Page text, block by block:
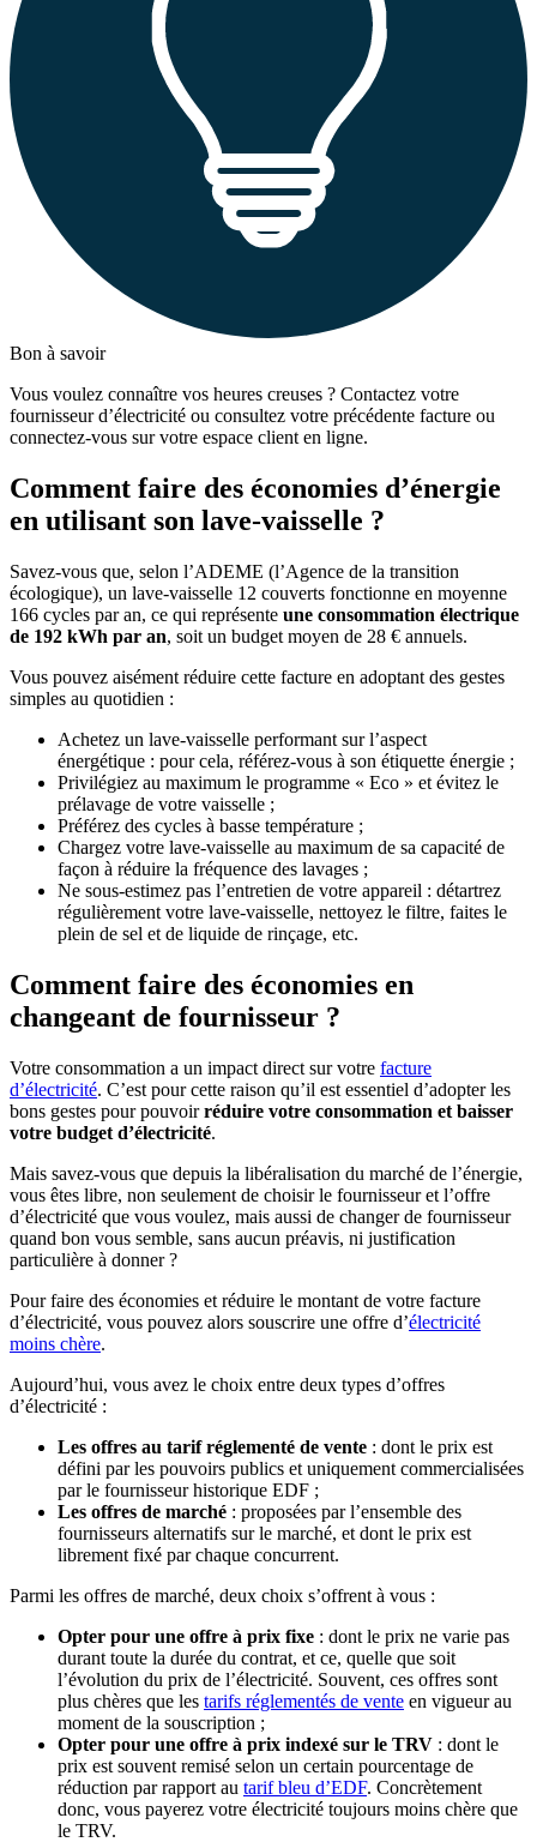
Bon à savoir
Vous voulez connaître vos heures creuses ? Contactez votre
fournisseur d’électricité ou consultez votre précédente facture ou
connectez-vous sur votre espace client en ligne.
Comment faire des économies d’énergie
en utilisant son lave-vaisselle ?
Savez-vous que, selon l’ADEME (l’Agence de la transition
écologique), un lave-vaisselle 12 couverts fonctionne en moyenne
166 cycles par an, ce qui représente une consommation électrique
de 192 kWh par an, soit un budget moyen de 28 € annuels.
Vous pouvez aisément réduire cette facture en adoptant des gestes
simples au quotidien :
Achetez un lave-vaisselle performant sur l’aspect
énergétique : pour cela, référez-vous à son étiquette énergie ;
Privilégiez au maximum le programme « Eco » et évitez le
prélavage de votre vaisselle ;
Préférez des cycles à basse température ;
Chargez votre lave-vaisselle au maximum de sa capacité de
façon à réduire la fréquence des lavages ;
Ne sous-estimez pas l’entretien de votre appareil : détartrez
régulièrement votre lave-vaisselle, nettoyez le filtre, faites le
plein de sel et de liquide de rinçage, etc.
Comment faire des économies en
changeant de fournisseur ?
Votre consommation a un impact direct sur votre facture
d’électricité. C’est pour cette raison qu’il est essentiel d’adopter les
bons gestes pour pouvoirréduire votre consommation et baisser
votre budget d’électricité.
Mais savez-vous que depuis la libéralisation du marché de l’énergie,
vous êtes libre, non seulement de choisir le fournisseur et l’offre
d’électricité que vous voulez, mais aussi de changer de fournisseur
quand bon vous semble, sans aucun préavis, ni justification
particulière à donner ?
Pour faire des économies et réduire le montant de votre facture
d’électricité, vous pouvez alors souscrire une offre d’électricité
moins chère.
Aujourd’hui, vous avez le choix entre deux types d’offres
d’électricité :
Les offres au tarif réglementé de vente : dont le prix est
défini par les pouvoirs publics et uniquement commercialisées
par le fournisseur historique EDF ;
Les offres de marché : proposées par l’ensemble des
fournisseurs alternatifs sur le marché, et dont le prix est
librement fixé par chaque concurrent.
Parmi les offres de marché, deux choix s’offrent à vous :
Opter pour une offre à prix fixe : dont le prix ne varie pas
durant toute la durée du contrat, et ce, quelle que soit
l’évolution du prix de l’électricité. Souvent, ces offres sont
plus chères que les tarifs réglementés de vente en vigueur au
moment de la souscription ;
Opter pour une offre à prix indexé sur le TRV : dont le
prix est souvent remisé selon un certain pourcentage de
réduction par rapport au tarif bleu d’EDF. Concrètement
donc, vous payerez votre électricité toujours moins chère que
le TRV.